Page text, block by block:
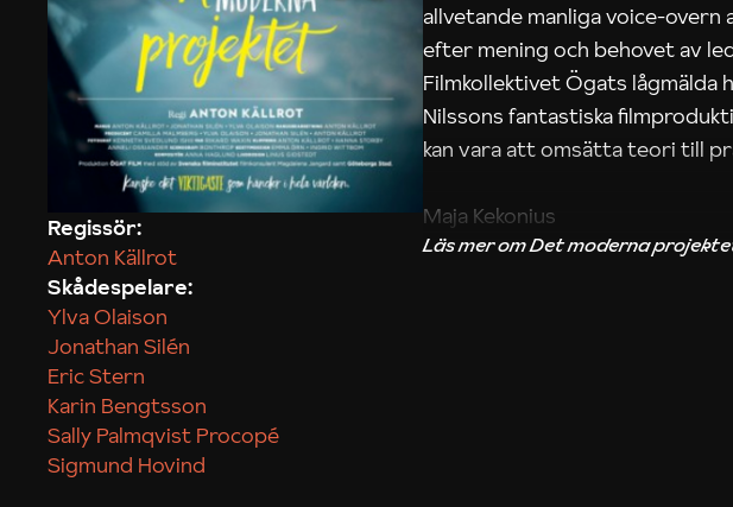
allvetande manliga voice-overn
efter mening och behovet av
Filmkollektivet Ögats lågmälda
Nilssons fantastiska
kan vara att omsätta teori till
Maja Kekonius
Regissör:
Anton Källrot
Skådespelare:
Ylva Olaison
Jonathan Silén
Eric Stern
Karin Bengtsson
Sally Palmqvist Procopé
Sigmund Hovind